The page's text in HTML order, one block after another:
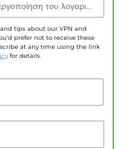
Email (απαιτείται για την ενεργοποίηση του λογαριασμού)
tips about our VPN and
prefer not to receive these
at any time using the link
for details.